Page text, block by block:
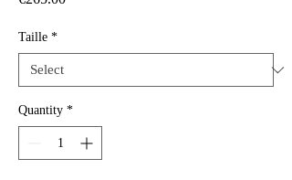
Taille *
Quantity *